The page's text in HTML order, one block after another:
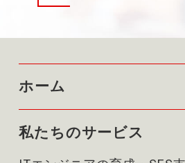
ホーム
私たちのサービス